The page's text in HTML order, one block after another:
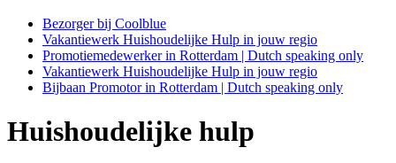
Bezorger bij Coolblue
Vakantiewerk Huishoudelijke Hulp in jouw regio
Promotiemedewerker in Rotterdam | Dutch speaking only
Vakantiewerk Huishoudelijke Hulp in jouw regio
Bijbaan Promotor in Rotterdam | Dutch speaking only
Huishoudelijke hulp